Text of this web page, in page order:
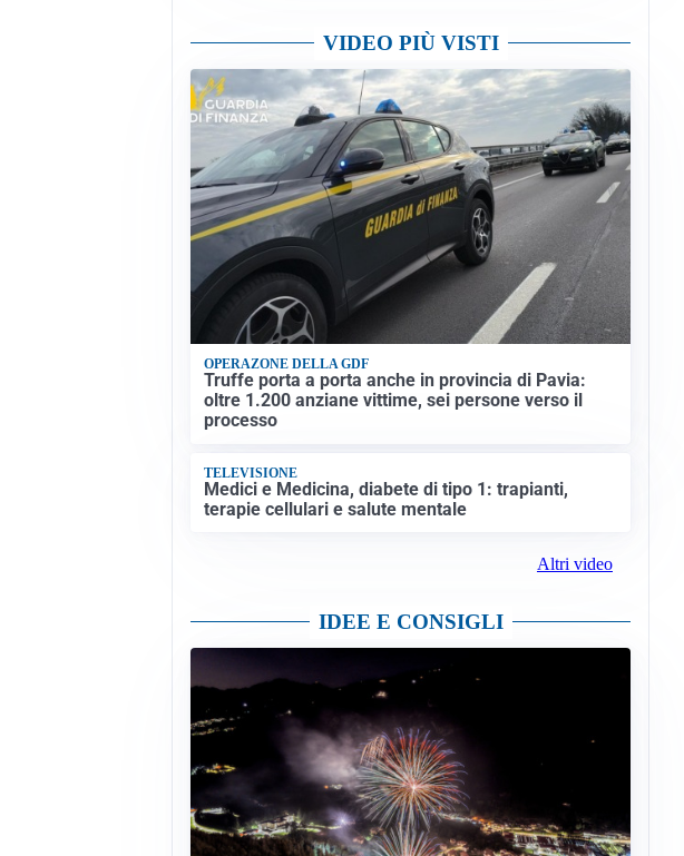
VIDEO PIÙ VISTI
OPERAZONE DELLA GDF
Truffe porta a porta anche in provincia di Pavia:
oltre 1.200 anziane vittime, sei persone verso il
processo
TELEVISIONE
Medici e Medicina, diabete di tipo 1: trapianti,
terapie cellulari e salute mentale
Altri video
IDEE E CONSIGLI